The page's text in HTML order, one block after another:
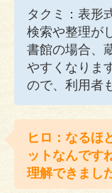
タクミ：表形
検索や整理が
書館の場合、
やすくなりま
ので、利用者
ヒロ：なるほ
ットなんです
理解できまし